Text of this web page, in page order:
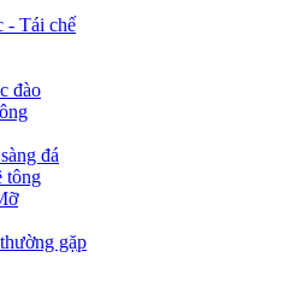
- Tái chế
đào
đá
tông
gặp